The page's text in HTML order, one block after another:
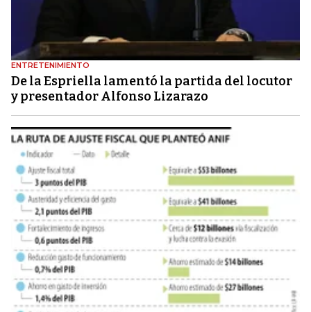
ENTRETENIMIENTO
De la Espriella lamentó la partida del locutor
y presentador Alfonso Lizarazo